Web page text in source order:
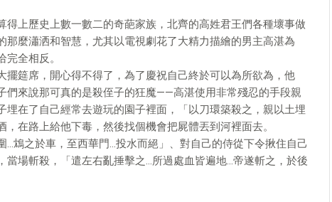
上歷史上數一數二的奇葩家族，北齊的高姓君王們各種壞事做
麼瀟洒和智慧，尤其以電視劇花了大精力描繪的男主高湛為
全相反。
擺筵席，開心得不得了，為了慶祝自己終於可以為所欲為，他
們來說那可真的是殺侄子的狂魔——高湛使用非常殘忍的手段親
在了自己經常去遊玩的園子裡面，「以刀環築殺之，親以土埋
在路上給他下毒，然後找個機會把屍體丟到河裡面去。
…鴆之於車，至西華門…投水而絕」、對自己的侍從下令揪住自己
當場斬殺，「遣左右亂捶擊之…所過處血皆遍地…帝遂斬之，於後